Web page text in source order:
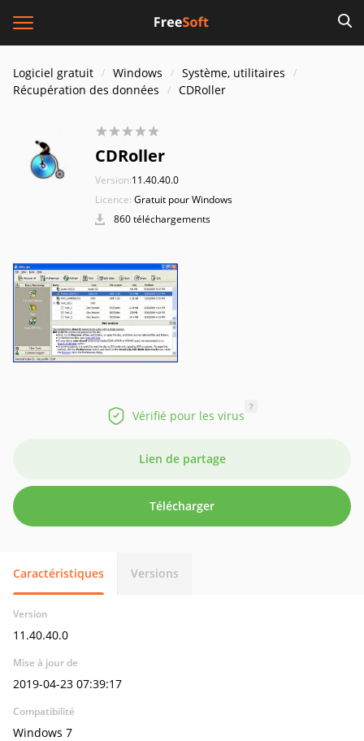
Logiciel gratuit Windows
Système, utilitaires
Récupération des données
CDRoller
CDRoller
Version:11.40.40.0
Licence: Gratuit pour Windows
860 téléchargements
Vérifié pour les virus
?
Lien de partage
Télécharger
Caractéristiques Versions
Version
11.40.40.0
Mise à jour de
2019-04-23 07:39:17
Compatibilité
Windows 7